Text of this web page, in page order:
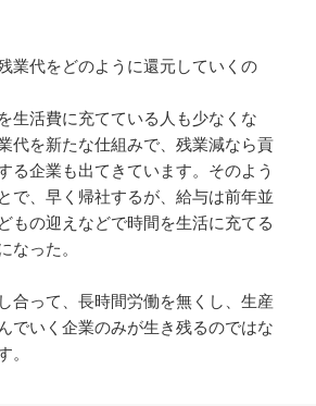
業代をどのように還元していくの
生活費に充てている人も少なくな
代を新たな仕組みで、残業減なら貢
る企業も出てきています。そのよう
で、早く帰社するが、給与は前年並
もの迎えなどで時間を生活に充てる
なった。
合って、長時間労働を無くし、生産
でいく企業のみが生き残るのではな
。